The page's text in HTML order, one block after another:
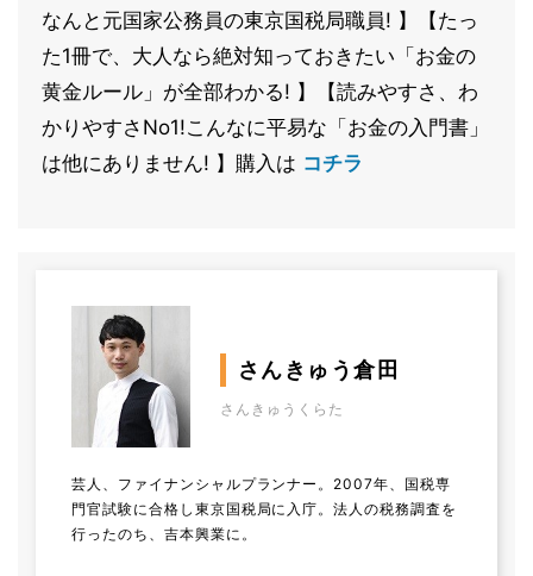
なんと元国家公務員の東京国税局職員! 】【たっ
た1冊で、大人なら絶対知っておきたい「お金の
黄金ルール」が全部わかる! 】【読みやすさ、わ
かりやすさNo1!こんなに平易な「お金の入門書」
は他にありません! 】購入は コチラ
さんきゅう倉田
さんきゅうくらた
芸人、ファイナンシャルプランナー。2007年、国税専
門官試験に合格し東京国税局に入庁。法人の税務調査を
行ったのち、吉本興業に。